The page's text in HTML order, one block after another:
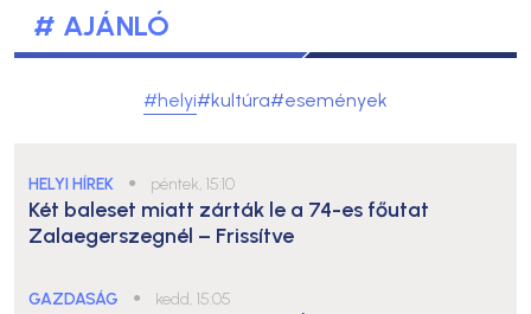
# AJÁNLÓ
#helyi#kultúra#események
HELYI HÍREK ● péntek, 15:10
Két baleset miatt zárták le a 74-es főutat
Zalaegerszegnél – Frissítve
GAZDASÁG ● kedd, 15:05